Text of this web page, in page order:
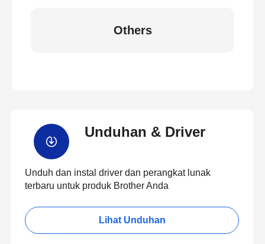
Others
Unduhan & Driver
Unduh dan instal driver dan perangkat lunak
terbaru untuk produk Brother Anda
Lihat Unduhan